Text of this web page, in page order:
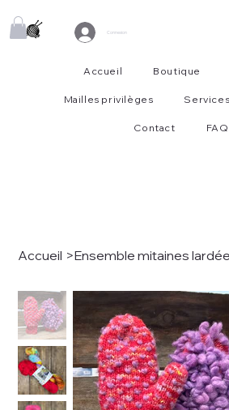
Accueil Boutique
Mailles privilèges Services
Contact FAQ
Connexion
Accueil >Ensemble mitaines